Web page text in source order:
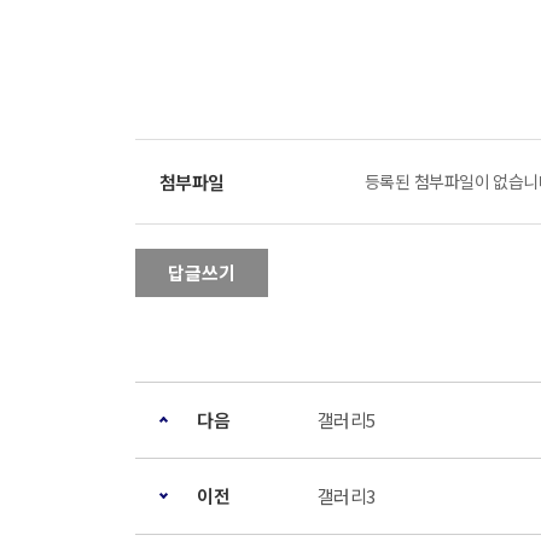
등록된 첨부파일이 없습
답글쓰기
다음 갤러리5
이전 갤러리3